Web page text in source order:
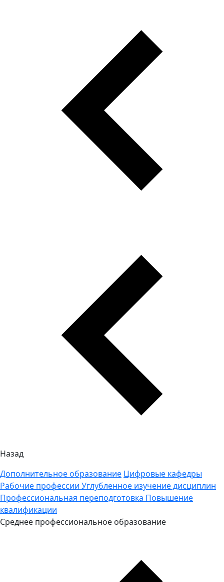
Назад
Дополнительное образование Цифровые кафедры
Рабочие профессии Углубленное изучение дисциплин
Профессиональная переподготовка Повышение
квалификации
Среднее профессиональное образование